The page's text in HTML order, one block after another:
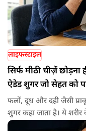
लाइफस्टाइल
सिर्फ मीठी चीज़ें
ऐडेड शुगर जो सेहत को
फलों, दूध और दही जैसी
शुगर कहा जाता है। ये
क्योंकि इन खाद्य पदार्थों